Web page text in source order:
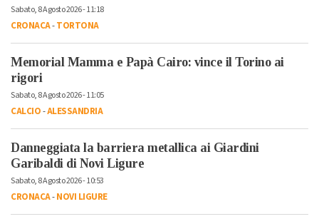
Sabato, 8 Agosto 2026 - 11:18
CRONACA-TORTONA
Memorial Mamma e Papà Cairo: vince il Torino ai
rigori
Sabato, 8 Agosto 2026 - 11:05
CALCIO-ALESSANDRIA
Danneggiata la barriera metallica ai Giardini
Garibaldi di Novi Ligure
Sabato, 8 Agosto 2026 - 10:53
CRONACA-NOVI LIGURE